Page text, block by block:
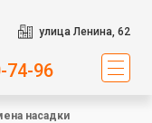
улица Ленина, 62
74-96
насадки